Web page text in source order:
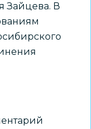
Зайцева. В